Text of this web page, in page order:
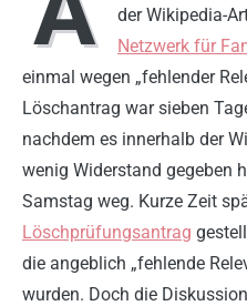
der Wikipedia-
Netzwerk für
einmal wegen „fehlender
Löschantrag war sieben
nachdem es innerhalb der
wenig Widerstand gegeben
Samstag weg. Kurze Zeit
Löschprüfungsantrag
die angeblich „fehlende
wurden. Doch die